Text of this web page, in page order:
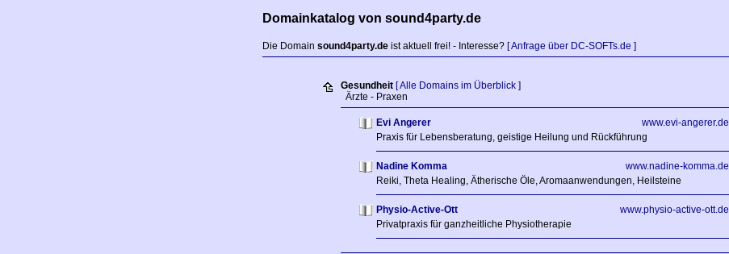
Domainkatalog von sound4party.de
Die Domain sound4party.de ist aktuell frei! - Interesse? [ Anfrage über DC-SOFTs.de ]
Gesundheit [ Alle Domains im Überblick ]
Ärzte - Praxen
Evi Angerer
www.evi-angerer.de
Praxis für Lebensberatung, geistige Heilung und Rückführung
Nadine Komma
www.nadine-komma.de
Reiki, Theta Healing, Ätherische Öle, Aromaanwendungen, Heilsteine
Physio-Active-Ott
www.physio-active-ott.de
Privatpraxis für ganzheitliche Physiotherapie